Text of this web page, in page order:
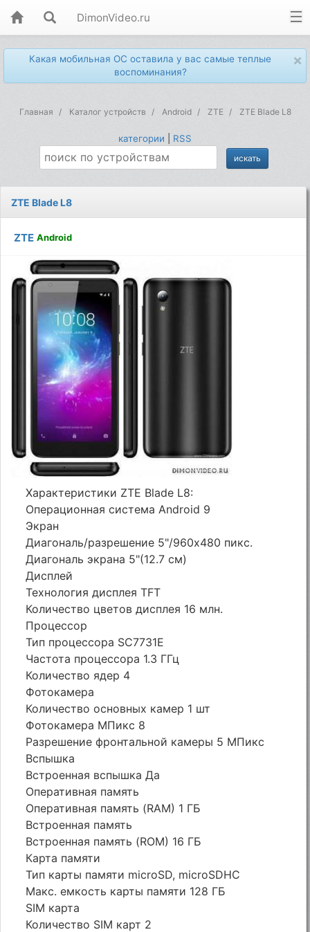
DimonVideo.ru
×
Какая мобильная ОС оставила у вас самые теплые
воспоминания?
Главная Каталог устройств Android ZTE ZTE Blade L8
категории RSS
ZTE Blade L8
ZTE Android
Характеристики ZTE Blade L8:
Операционная система Android 9
Экран
Диагональ/разрешение 5"/960х480 пикс.
Диагональ экрана 5"(12.7 см)
Дисплей
Технология дисплея TFT
Количество цветов дисплея 16 млн.
Процессор
Тип процессора SC7731E
Частота процессора 1.3 ГГц
Количество ядер 4
Фотокамера
Количество основных камер 1 шт
Фотокамера МПикс 8
Разрешение фронтальной камеры 5 МПикс
Вспышка
Встроенная вспышка Да
Оперативная память
Оперативная память (RAM) 1 ГБ
Встроенная память
Встроенная память (ROM) 16 ГБ
Карта памяти
Тип карты памяти microSD, microSDHC
Макс. емкость карты памяти 128 ГБ
SIM карта
Количество SIM карт 2